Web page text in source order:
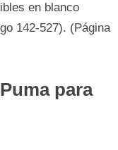
en blanco
142-527). (Página
para